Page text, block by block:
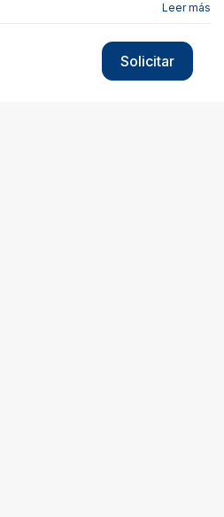
de Acceso,
política de privacidad
Leer más
Solicitar